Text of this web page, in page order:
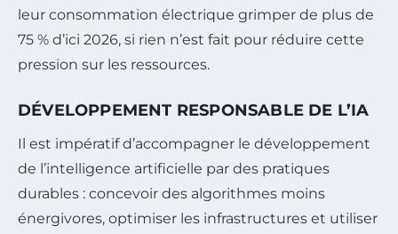
leur consommation électrique grimper de plus de
75 % d’ici 2026, si rien n’est fait pour réduire cette
pression sur les ressources.
DÉVELOPPEMENT RESPONSABLE DE L’IA
Il est impératif d’accompagner le développement
de l’intelligence artificielle par des pratiques
durables : concevoir des algorithmes moins
énergivores, optimiser les infrastructures et utiliser